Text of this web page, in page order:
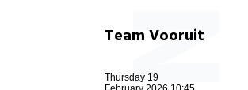
Team Vooruit
Thursday 19